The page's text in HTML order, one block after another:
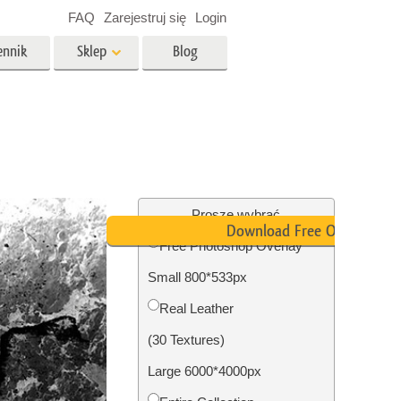
nieruchomości
Foto Przywracanie Usługi
Sklep
dla
Blog
FAQ Zarejestruj się Login
Proszę wybrać
Free Photoshop Overlay
Small 800*533px
Real Leather
(30 Textures)
Large 6000*4000px
Download Free Overlay